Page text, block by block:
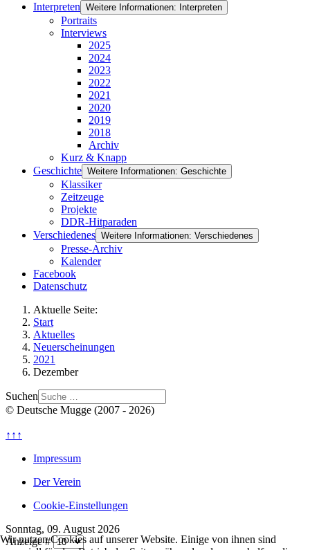
Interpreten Weitere Informationen: Interpreten
Portraits
Interviews
2025
2024
2023
2022
2021
2020
2019
2018
Archiv
Kurz & Knapp
Geschichte Weitere Informationen: Geschichte
Klassiker
Zeitzeuge
Projekte
DDR-Hitparaden
Verschiedenes Weitere Informationen: Verschiedenes
Presse-Archiv
Kalender
Facebook
Datenschutz
Aktuelle Seite:
Start
Aktuelles
Neuerscheinungen
2021
Dezember
Suchen
© Deutsche Mugge (2007 - 2026)
↑↑↑
Impressum
Der Verein
Cookie-Einstellungen
Sonntag, 09. August 2026
Anzeige #
Wir nutzen Cookies auf unserer Website. Einige von ihnen sind